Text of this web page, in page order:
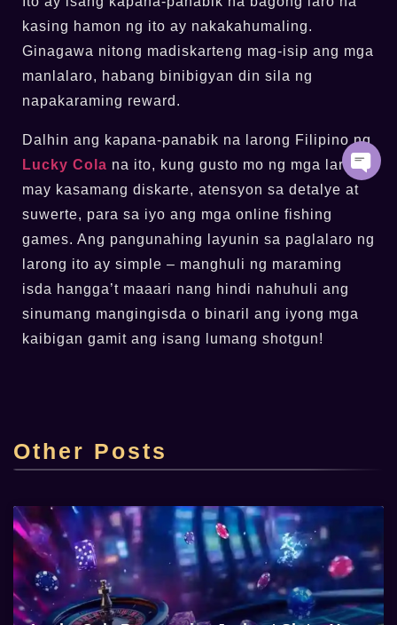
kasing hamon ng ito ay nakakahumaling.
Ginagawa nitong madiskarteng mag-isip ang mga
manlalaro, habang binibigyan din sila ng
napakaraming reward.
Dalhin ang kapana-panabik na larong Filipino ng
Lucky Cola na ito, kung gusto mo ng mga larong
may kasamang diskarte, atensyon sa detalye at
suwerte, para sa iyo ang mga online fishing
games. Ang pangunahing layunin sa paglalaro ng
larong ito ay simple – manghuli ng maraming
isda hangga’t maaari nang hindi nahuhuli ang
sinumang mangingisda o binaril ang iyong mga
kaibigan gamit ang isang lumang shotgun!
Other Posts